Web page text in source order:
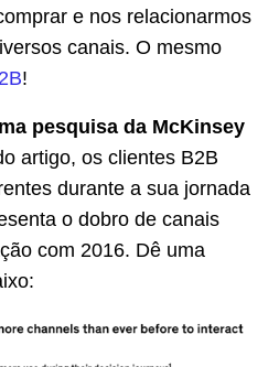
e nos relacionarmos
canais. O mesmo
!
pesquisa da McKinsey
artigo, os clientes B2B
durante a sua jornada
o dobro de canais
com 2016. Dê uma